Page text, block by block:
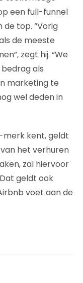
een full-funnel
top. “Vorig
de meeste
zegt hij. “We
als
marketing te
wel deden in
merk kent, geldt
het verhuren
zal hiervoor
geldt ook
voet aan de